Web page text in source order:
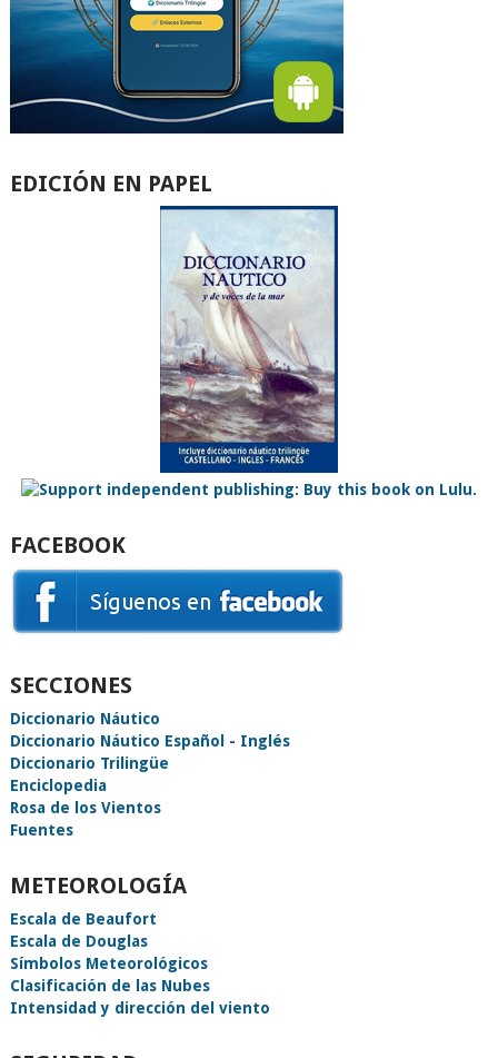
EDICIÓN EN PAPEL
FACEBOOK
SECCIONES
Diccionario Náutico
Diccionario Náutico Español - Inglés
Diccionario Trilingüe
Enciclopedia
Rosa de los Vientos
Fuentes
METEOROLOGÍA
Escala de Beaufort
Escala de Douglas
Símbolos Meteorológicos
Clasificación de las Nubes
Intensidad y dirección del viento